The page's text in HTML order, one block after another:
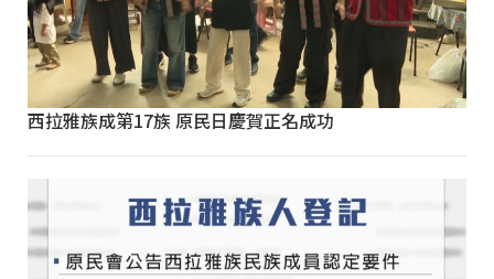
西拉雅族成第17族 原民日慶賀正名成功